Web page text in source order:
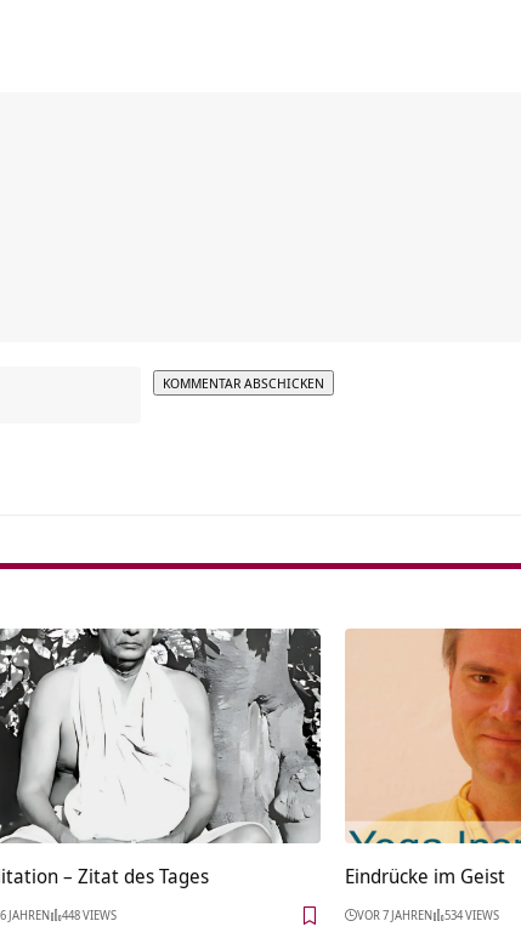
– Zitat des Tages
JAHREN 448 VIEWS
Eindrücke im Geist
VOR 7 JAHREN 534 VIEWS